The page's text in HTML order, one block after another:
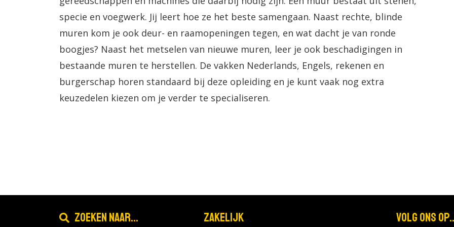
specie en voegwerk. Jij leert hoe ze het beste samengaan. Naast rechte, blinde
muren kom je ook deur- en raamopeningen tegen, en wat dacht je van ronde
boogjes? Naast het metselen van nieuwe muren, leer je ook beschadigingen in
bestaande muren te herstellen. De vakken Nederlands, Engels, rekenen en
burgerschap horen standaard bij deze opleiding en je kunt vaak nog extra
keuzedelen kiezen om je verder te specialiseren.
Zoeken naar... Zakelijk Volg ons